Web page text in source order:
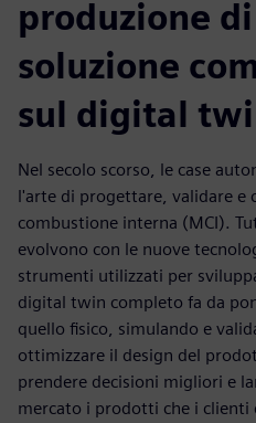
produzione
soluzione
sul digital
Nel secolo scorso, le case
l'arte di progettare, validare e
combustione interna (MCI).
evolvono con le nuove
strumenti utilizzati per
digital twin completo fa da
quello fisico, simulando e
ottimizzare il design del
prendere decisioni migliori e
mercato i prodotti che i clienti